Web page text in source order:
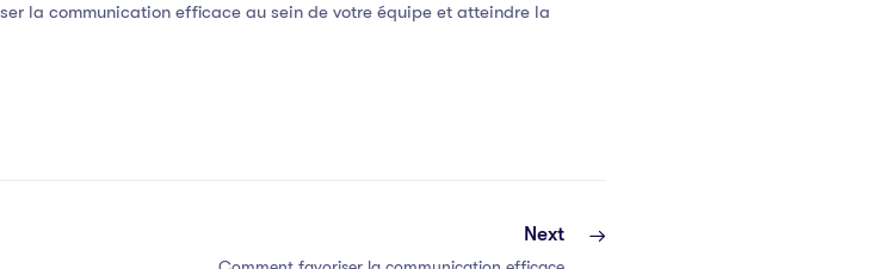
la communication efficace au sein de votre équipe et atteindre la
Next